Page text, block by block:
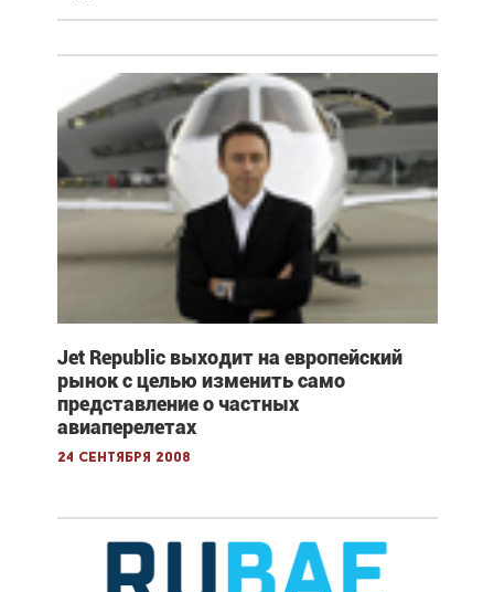
Jet Republic выходит на европейский
рынок с целью изменить само
представление о частных
авиаперелетах
24 сентября 2008